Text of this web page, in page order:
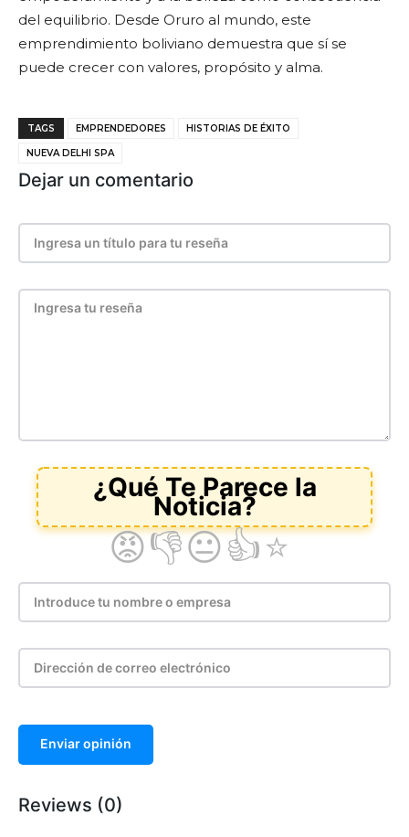
del equilibrio. Desde Oruro al mundo, este
emprendimiento boliviano demuestra que sí se
puede crecer con valores, propósito y alma.
TAGS EMPRENDEDORES HISTORIAS DE ÉXITO
NUEVA DELHI SPA
Dejar un comentario
Enviar opinión
Reviews (0)